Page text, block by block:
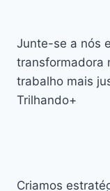
Junte-se a nós
transformadora
trabalho mais
Trilhando+
Criamos